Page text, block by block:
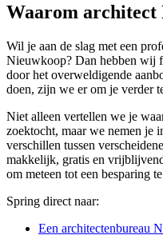
Waarom architect
Wil je aan de slag met een
Nieuwkoop? Dan hebben wij
door het overweldigende
doen, zijn we er om je verder
Niet alleen vertellen we je
zoektocht, maar we nemen je
verschillen tussen
makkelijk, gratis en
om meteen tot een besparing
Spring direct naar:
Een architectenbureau